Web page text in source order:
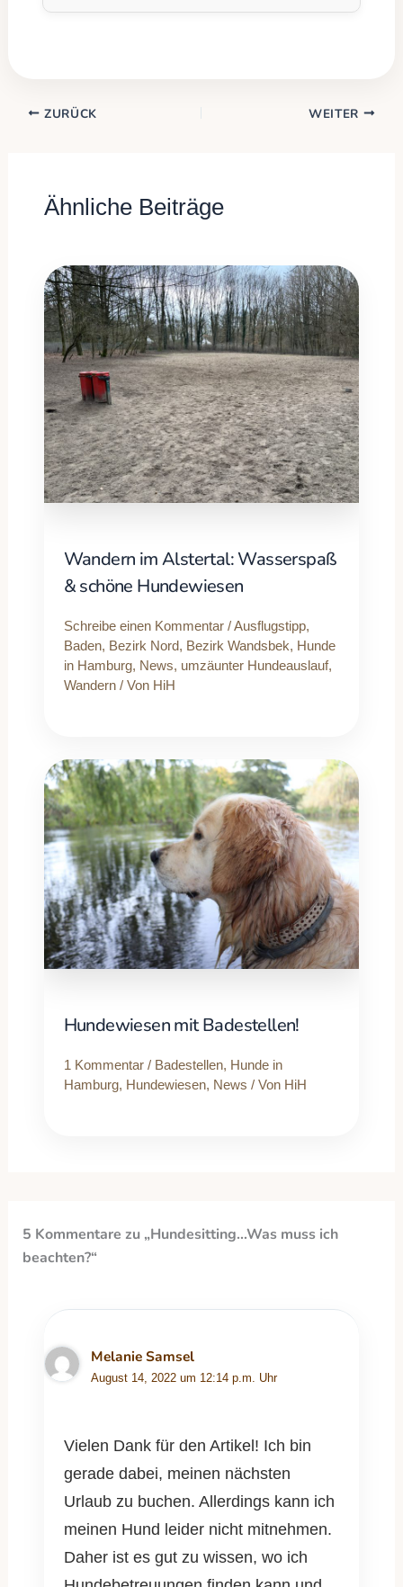
ZURÜCK WEITER
Ähnliche Beiträge
Wandern im Alstertal: Wasserspaß
& schöne Hundewiesen
Schreibe einen Kommentar /Ausflugstipp,
Baden, Bezirk Nord, Bezirk Wandsbek, Hunde
in Hamburg, News, umzäunter Hundeauslauf,
Wandern/ Von HiH
Hundewiesen mit Badestellen!
1 Kommentar / Badestellen, Hunde in
Hamburg, Hundewiesen, News / Von HiH
5 Kommentare zu „Hundesitting…Was muss ich
beachten?“
Melanie Samsel
August 14, 2022 um 12:14 p.m. Uhr
Vielen Dank für den Artikel! Ich bin
gerade dabei, meinen nächsten
Urlaub zu buchen. Allerdings kann ich
meinen Hund leider nicht mitnehmen.
Daher ist es gut zu wissen, wo ich